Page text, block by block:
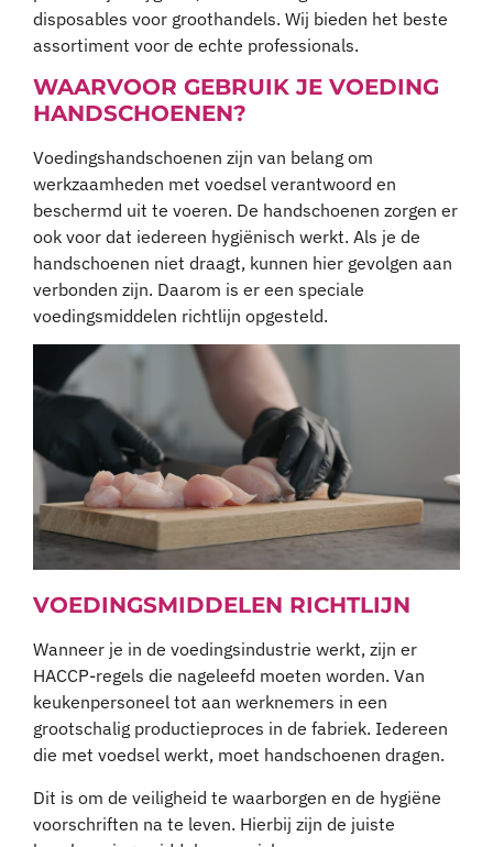
assortiment voor de echte professionals.
WAARVOOR GEBRUIK JE VOEDING
HANDSCHOENEN?
Voedingshandschoenen zijn van belang om
werkzaamheden met voedsel verantwoord en
beschermd uit te voeren. De handschoenen zorgen er
ook voor dat iedereen hygiënisch werkt. Als je de
handschoenen niet draagt, kunnen hier gevolgen aan
verbonden zijn. Daarom is er een speciale
voedingsmiddelen richtlijn opgesteld.
VOEDINGSMIDDELEN RICHTLIJN
Wanneer je in de voedingsindustrie werkt, zijn er
HACCP-regels die nageleefd moeten worden. Van
keukenpersoneel tot aan werknemers in een
grootschalig productieproces in de fabriek. Iedereen
die met voedsel werkt, moet handschoenen dragen.
Dit is om de veiligheid te waarborgen en de hygiëne
voorschriften na te leven. Hierbij zijn de juiste
beschermingsmiddelen onmisbaar.